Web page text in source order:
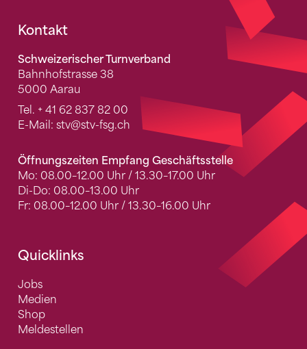
Fusszeile
Kontakt
Schweizerischer Turnverband
Bahnhofstrasse 38
5000 Aarau
Tel. + 41 62 837 82 00
E-Mail: stv@stv-fsg.ch
Öffnungszeiten Empfang Geschäftsstelle
Mo: 08.00–12.00 Uhr / 13.30–17.00 Uhr
Di-Do: 08.00–13.00 Uhr
Fr: 08.00–12.00 Uhr / 13.30–16.00 Uhr
Quicklinks
Jobs
Medien
Shop
Meldestellen